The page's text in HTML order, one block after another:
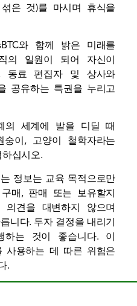
은 것)를 마시며 휴식을
와 함께 밝은 미래를
의 일원이 되어 자신이
동료 편집자 및 상사와
공유하는 특권을 누리고
의 세계에 발을 디딜 때
이, 고양이 철학자라는
십시오.
정보는 교육 목적으로만
매, 판매 또는 보유할지
의견을 대변하지 않으며
니다. 투자 결정을 내리기
하는 것이 좋습니다. 이
사용하는 데 따른 위험은
.